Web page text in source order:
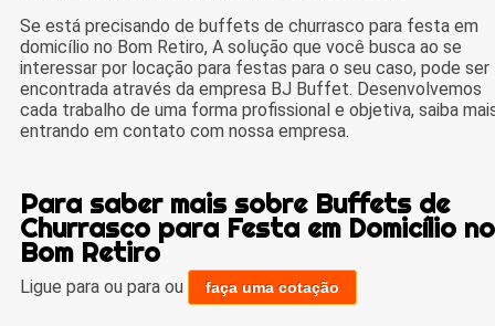
Se está precisando de buffets de churrasco para festa em
domicílio no Bom Retiro, A solução que você busca ao se
interessar por locação para festas para o seu caso, pode ser
encontrada através da empresa BJ Buffet. Desenvolvemos
cada trabalho de uma forma profissional e objetiva, saiba
entrando em contato com nossa empresa.
Para saber mais sobre Buffets de
Churrasco para Festa em Domicílio no
Bom Retiro
Ligue para ou para ou faça uma cotação